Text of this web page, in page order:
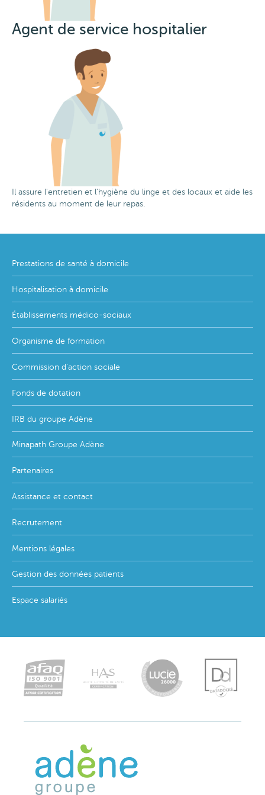
Agent de service hospitalier
Il assure l'entretien et l'hygiène du linge et des locaux et aide les
résidents au moment de leur repas.
Footer
menu
Prestations de santé à domicile
Hospitalisation à domicile
Établissements médico-sociaux
Organisme de formation
Commission d'action sociale
Fonds de dotation
IRB du groupe Adène
Minapath Groupe Adène
Partenaires
Assistance et contact
Recrutement
Mentions légales
Gestion des données patients
Espace salariés